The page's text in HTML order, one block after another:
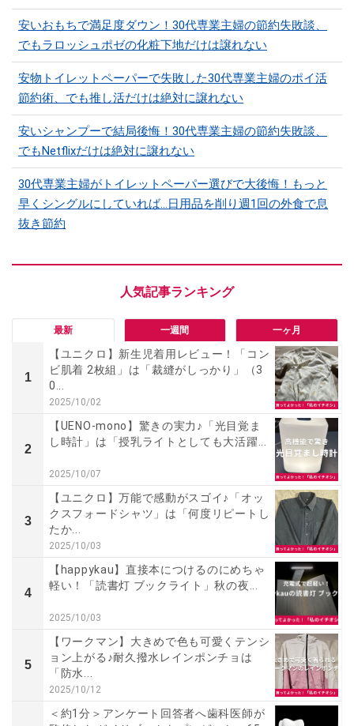
安いおもちで満足度ダウン！30代専業主婦の節約失敗談、
でもラロッシュポゼの化粧下地だけは譲れない
安物トイレットペーパーで失敗した30代専業主婦のポイ活
節約術、でも推し活だけは絶対に譲れない
安いシャンプーで結局後悔！30代専業主婦の節約失敗談、
でもNetflixだけは絶対に譲れない
30代専業主婦がトイレットペーパー選びで大後悔！もっと
早くシングルにしていれば…日用品を削り週1回の外食で息
抜き節約
最新 一週間 一ヶ月
1
【ユニクロ】新生児着用レビュー！「コン
ビ肌着 2枚組」は「裁縫がしっかり」（3
0...
2025/10/02
2
【UENO-mono】驚きの実力♪「光目覚ま
し時計」は「授乳ライトとしても大活躍...
2025/10/07
3
【ユニクロ】万能で感動がスゴイ♪「オッ
クスフォードシャツ」は「何度リピートし
たか...
2025/10/03
4
【happykau】直接本につけるのにめちゃ
軽い！「読書灯 ブックライト」秋の夜...
2025/10/03
5
【ワークマン】大きめで色も可愛くテンシ
ョン上がる♪耐久撥水レインポンチョは
「防水...
2025/10/12
＜約1分＞アンケート回答者へ歯科医師が